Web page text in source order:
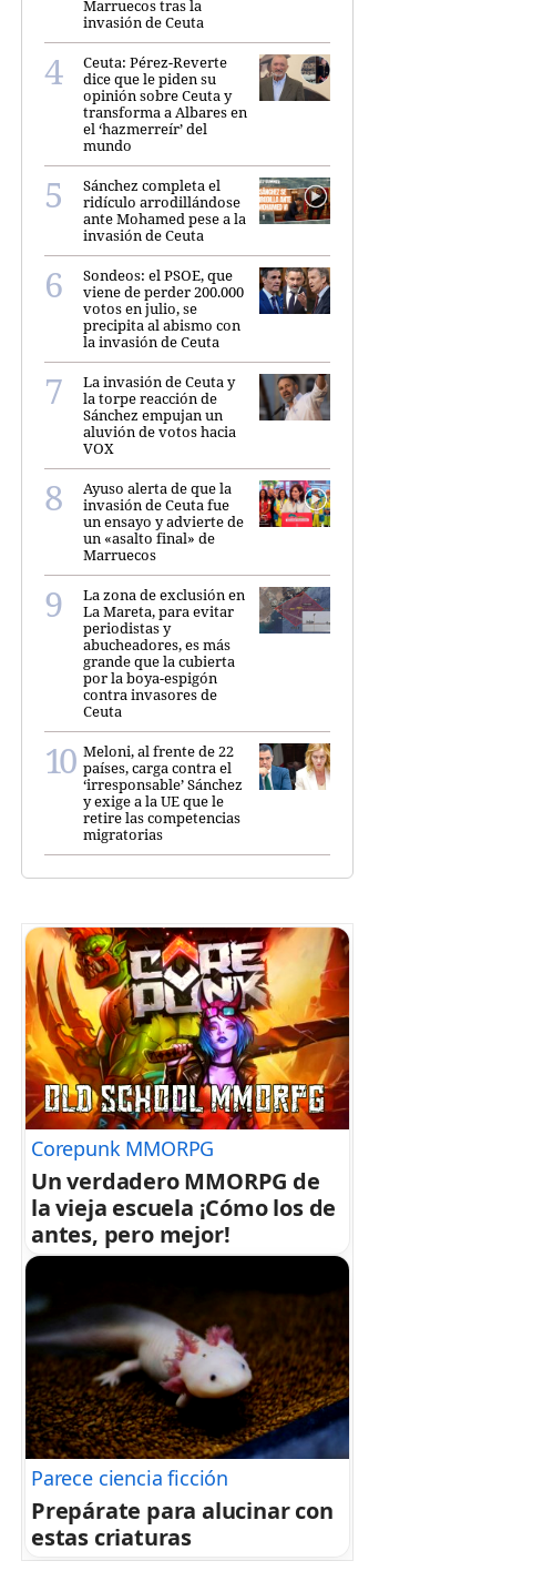
Marruecos tras la
invasión de Ceuta
Ceuta: Pérez-Reverte
dice que le piden su
opinión sobre Ceuta y
transforma a Albares en
el ‘hazmerreír’ del
mundo
Sánchez completa el
ridículo arrodillándose
ante Mohamed pese a la
invasión de Ceuta
Sondeos: el PSOE, que
viene de perder 200.000
votos en julio, se
precipita al abismo con
la invasión de Ceuta
La invasión de Ceuta y
la torpe reacción de
Sánchez empujan un
aluvión de votos hacia
VOX
Ayuso alerta de que la
invasión de Ceuta fue
un ensayo y advierte de
un «asalto final» de
Marruecos
La zona de exclusión en
La Mareta, para evitar
periodistas y
abucheadores, es más
grande que la cubierta
por la boya-espigón
contra invasores de
Ceuta
Meloni, al frente de 22
países, carga contra el
‘irresponsable’ Sánchez
y exige a la UE que le
retire las competencias
migratorias
Corepunk MMORPG
Un verdadero MMORPG de
la vieja escuela ¡Cómo los de
antes, pero mejor!
Parece ciencia ficción
Prepárate para alucinar con
estas criaturas